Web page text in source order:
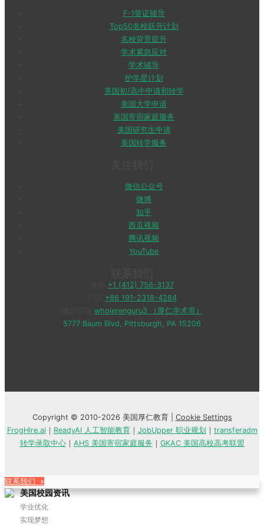
F-1签证辅导
Top50名校跃升计划
名校背景提升
学术紧急应对
学术辅导
护学星计划
美国初/高中申请和转学
美国大学申请
美国寄宿家庭服务
美国研究生申请
美国转学服务
微信公众号
微博
知乎
西瓜视频
腾讯视频
YouTube
+1 (412) 756-3137
+86 191-2318-4284
wholerenguru3 （厚仁学术哥）
5777 Baum Blvd, Pittsburgh, PA 15206
Copyright © 2010-2026 美国厚仁教育 | Cookie Settings
FrogHire.ai｜ ReadyAI 人工智能教育｜ JobUpper 职业规划 ｜ transferadm
转学录取中心｜ AHS 美国寄宿家庭服务 ｜ GKAC 美国高校高考联盟
联系我们 »
美国校园资讯
学业优化
实现梦想